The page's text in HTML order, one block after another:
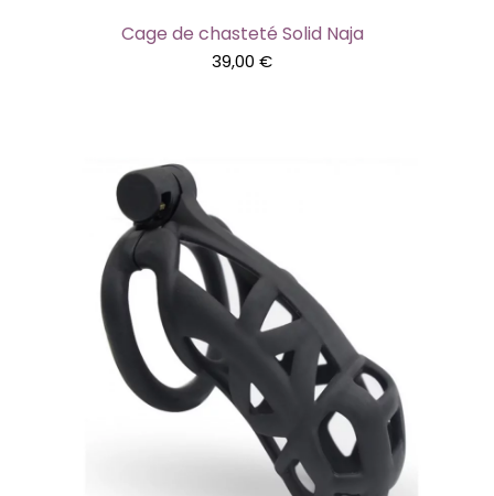
Cage de chasteté Solid Naja
39,00€